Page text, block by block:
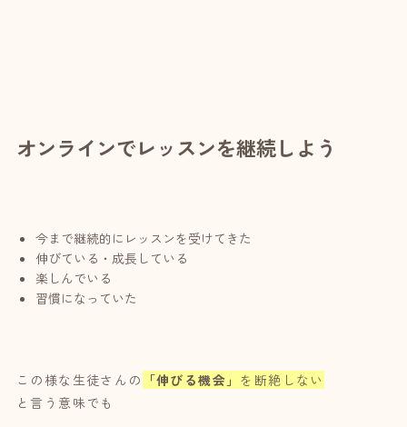
オンラインでレッスンを継続しよう
今まで継続的にレッスンを受けてきた
伸びている・成長している
楽しんでいる
習慣になっていた
この様な生徒さんの 「伸びる機会」 を断絶しない
と言う意味でも